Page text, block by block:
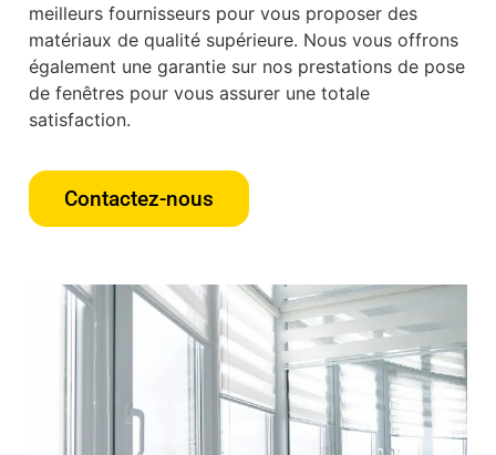
meilleurs fournisseurs pour vous proposer des
matériaux de qualité supérieure. Nous vous offrons
également une garantie sur nos prestations de pose
de fenêtres pour vous assurer une totale
satisfaction.
Contactez-nous